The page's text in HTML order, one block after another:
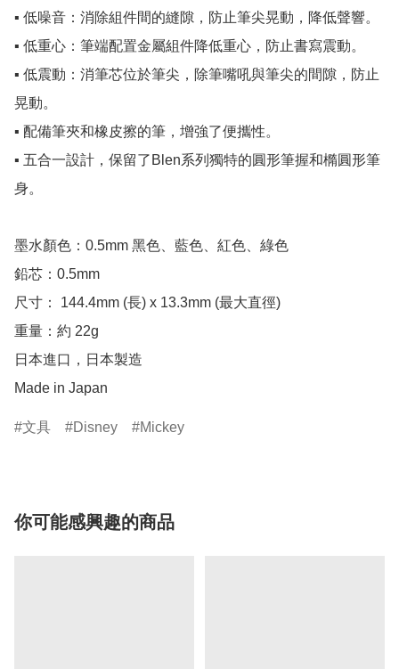
▪️ 低噪音：消除組件間的縫隙，防止筆尖晃動，降低聲響。
▪️ 低重心：筆端配置金屬組件降低重心，防止書寫震動。
▪️ 低震動：消筆芯位於筆尖，除筆嘴吼與筆尖的間隙，防止
晃動。
▪️ 配備筆夾和橡皮擦的筆，增強了便攜性。
▪️ 五合一設計，保留了Blen系列獨特的圓形筆握和橢圓形筆
身。
墨水顏色：0.5mm 黑色、藍色、紅色、綠色
鉛芯：0.5mm
尺寸： 144.4mm (長) x 13.3mm (最大直徑)
重量：約 22g
日本進口，日本製造
Made in Japan
文具 Disney Mickey
你可能感興趣的商品